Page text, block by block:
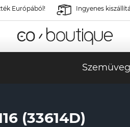
Európából! Ingyenes
(33614D)